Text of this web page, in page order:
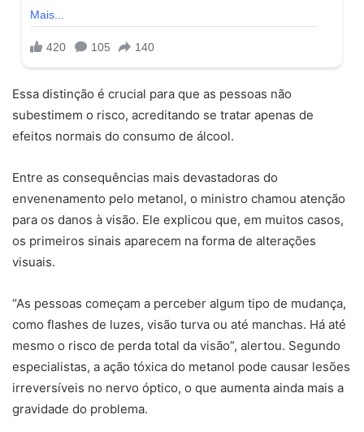
Essa distinção é crucial para que as pessoas não
subestimem o risco, acreditando se tratar apenas de
efeitos normais do consumo de álcool.
Entre as consequências mais devastadoras do
envenenamento pelo metanol, o ministro chamou atenção
para os danos à visão. Ele explicou que, em muitos casos,
os primeiros sinais aparecem na forma de alterações
visuais.
“As pessoas começam a perceber algum tipo de mudança,
como flashes de luzes, visão turva ou até manchas. Há até
mesmo o risco de perda total da visão”, alertou. Segundo
especialistas, a ação tóxica do metanol pode causar lesões
irreversíveis no nervo óptico, o que aumenta ainda mais a
gravidade do problema.